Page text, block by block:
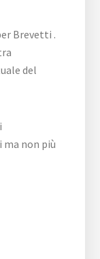
Brevetti .
del
non più